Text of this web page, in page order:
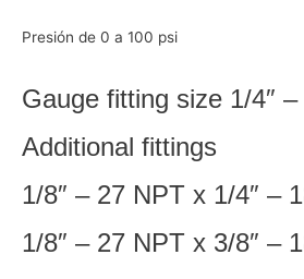
Presión de 0 a 100 psi
Gauge fitting size 1/4″
Additional fittings
1/8″ – 27 NPT x 1/4″ –
1/8″ – 27 NPT x 3/8″ –